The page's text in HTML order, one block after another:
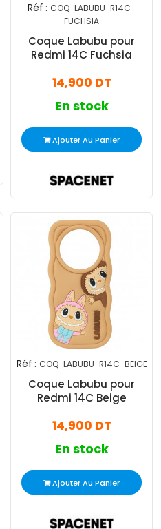
Réf : COQ-LABUBU-R14C-
FUCHSIA
Coque Labubu pour
Redmi 14C Fuchsia
14,900 DT
En stock
Ajouter Au Panier
Réf : COQ-LABUBU-R14C-BEIGE
Coque Labubu pour
Redmi 14C Beige
14,900 DT
En stock
Ajouter Au Panier